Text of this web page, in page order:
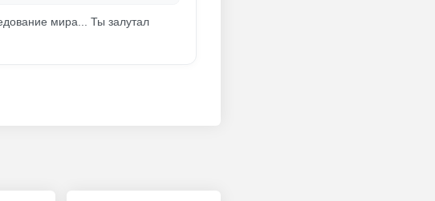
мира... Ты залутал